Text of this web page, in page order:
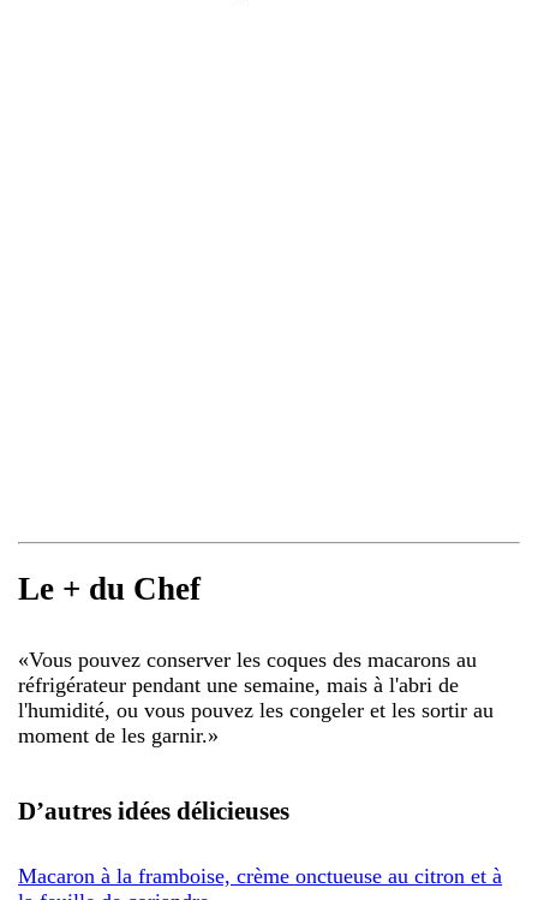
Le + du Chef
«Vous pouvez conserver les coques des macarons au
réfrigérateur pendant une semaine, mais à l'abri de
l'humidité, ou vous pouvez les congeler et les sortir au
moment de les garnir.»
D’autres idées délicieuses
Macaron à la framboise, crème onctueuse au citron et à